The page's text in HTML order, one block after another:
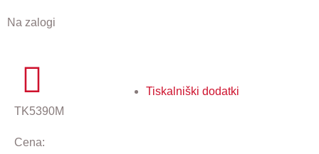
Tiskalniški dodatki
Na zalogi
TK5390M
Cena: